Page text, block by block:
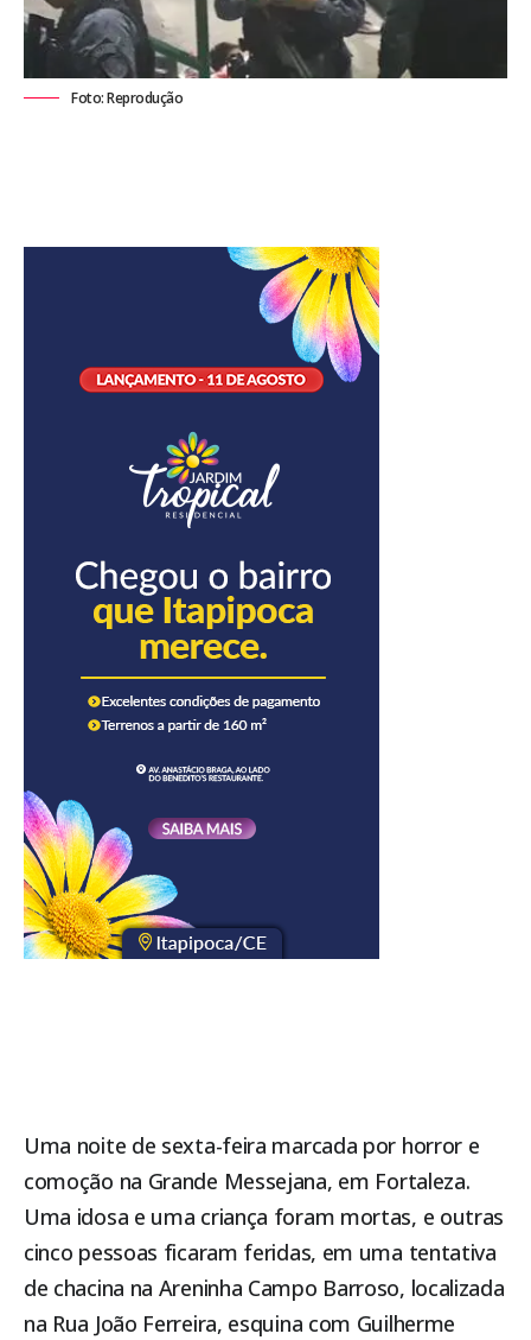
Foto: Reprodução
Uma noite de sexta-feira marcada por horror e
comoção na Grande Messejana, em Fortaleza.
Uma idosa e uma criança foram mortas, e outras
cinco pessoas ficaram feridas, em uma tentativa
de chacina na Areninha Campo Barroso, localizada
na Rua João Ferreira, esquina com Guilherme